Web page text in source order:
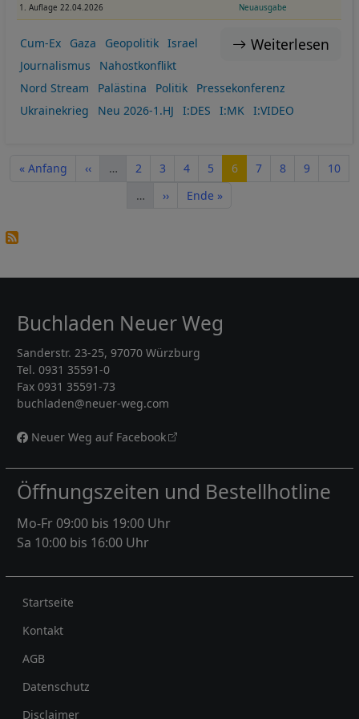
1. Auflage 22.04.2026 Neuausgabe
Weiterlesen
Cum-Ex Gaza Geopolitik
Israel
Journalismus
Nahostkonflikt
Nord Stream
Palästina Politik
Pressekonferenz
Ukrainekrieg
Neu 2026-1.HJ I:DES I:MK I:VIDEO
Erste Seite
« Anfang Vorherige Seite
‹‹ … Seite
2 Seite
3 Seite
4 Seite
5 Seite
6 Seite
7 Seite
8 Seite
9 Seite
10
…
Nächste Seite
›› Letzte Seite
Ende »
Buchladen Neuer Weg
Sanderstr. 23-25, 97070 Würzburg
Tel. 0931 35591-0
Fax 0931 35591-73
buchladen@neuer-weg.com
Neuer Weg auf Facebook
Öffnungszeiten und Bestellhotline
Mo-Fr 09:00 bis 19:00 Uhr
Sa 10:00 bis 16:00 Uhr
Rechtliches
Startseite
Kontakt
AGB
Datenschutz
Disclaimer